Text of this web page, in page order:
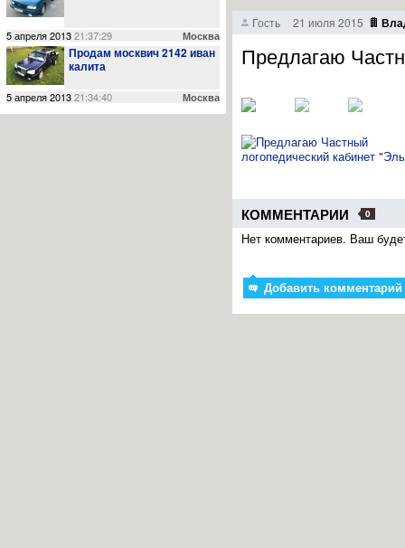
23:41:00
Выбрали нового председателя Октябрьского района
Гость 21 июля 2015
Предлагаю
0
КОММЕНТАРИИ
Нет комментариев. Ваш
Добавить комментарий
Москва
5 апреля 201321:37:29
Продам москвич 2142 иван
калита
Москва
5 апреля 201321:34:40